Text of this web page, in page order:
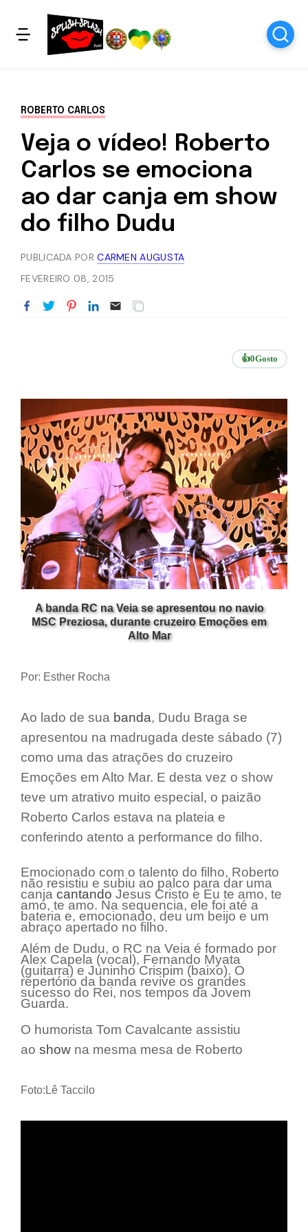
ROBERTO CARLOS
Veja o vídeo! Roberto
Carlos se emociona
ao dar canja em show
do filho Dudu
PUBLICADA PORCARMEN AUGUSTA
FEVEREIRO 08, 2015
👍0Gosto
A banda RC na Veia se apresentou no navio
MSC Preziosa, durante cruzeiro Emoções em
Alto Mar
Por: Esther Rocha
Ao lado de sua banda, Dudu Braga se
apresentou na madrugada deste sábado (7)
como uma das atrações do cruzeiro
Emoções em Alto Mar. E desta vez o show
teve um atrativo muito especial, o paizão
Roberto Carlos estava na plateia e
conferindo atento a performance do filho.
Emocionado com o talento do filho, Roberto
não resistiu e subiu ao palco para dar uma
canja cantando Jesus Cristo e Eu te amo, te
amo, te amo. Na sequencia, ele foi até a
bateria e, emocionado, deu um beijo e um
abraço apertado no filho.
Além de Dudu, o RC na Veia é formado por
Alex Capela (vocal), Fernando Myata
(guitarra) e Juninho Crispim (baixo). O
repertório da banda revive os grandes
sucesso do Rei, nos tempos da Jovem
Guarda.
O humorista Tom Cavalcante assistiu
ao show na mesma mesa de Roberto
Foto:Lê Taccilo